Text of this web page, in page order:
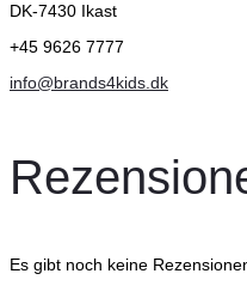
DK-7430 Ikast
+45 9626 7777
info@brands4kids.dk
Es gibt noch keine